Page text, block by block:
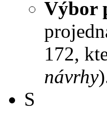
Výbor
172,
návrhy
S